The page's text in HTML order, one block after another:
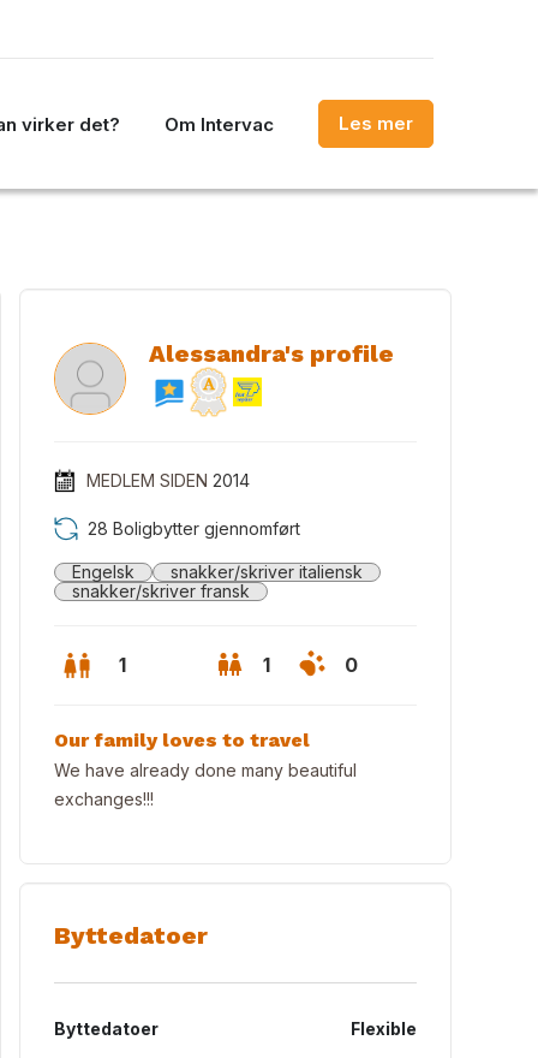
virker det? Om Intervac Les mer
Alessandra's profile
MEDLEM SIDEN 2014
28 Boligbytter gjennomført
Engelsk
snakker/skriver italiensk
snakker/skriver fransk
1 1 0
Our family loves to travel
We have already done many beautiful
exchanges!!!
Byttedatoer
Byttedatoer
Flexible